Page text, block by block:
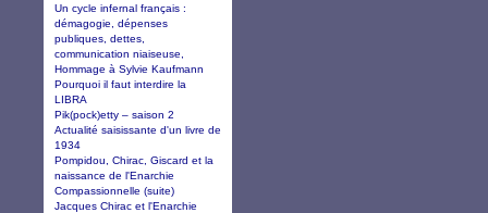
Un cycle infernal français :
démagogie, dépenses
publiques, dettes,
communication niaiseuse,
Hommage à Sylvie Kaufmann
Pourquoi il faut interdire la
LIBRA
Pik(pock)etty – saison 2
Actualité saisissante d'un livre de
1934
Pompidou, Chirac, Giscard et la
naissance de l'Enarchie
Compassionnelle (suite)
Jacques Chirac et l'Enarchie